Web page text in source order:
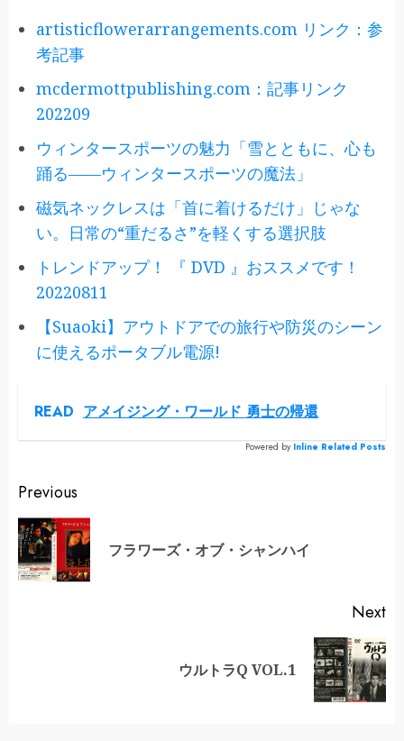
artisticflowerarrangements.com リンク：参
考記事
mcdermottpublishing.com：記事リンク
202209
ウィンタースポーツの魅力「雪とともに、心も
踊る——ウィンタースポーツの魔法」
磁気ネックレスは「首に着けるだけ」じゃな
い。日常の“重だるさ”を軽くする選択肢
トレンドアップ！ 『 DVD 』おススメです！
20220811
【Suaoki】アウトドアでの旅行や防災のシーン
に使えるポータブル電源!
READ アメイジング・ワールド 勇士の帰還
Powered by Inline Related Posts
Continue
Reading
Previous
フラワーズ・オブ・シャンハイ
Next
ウルトラQ VOL.1